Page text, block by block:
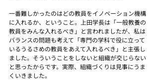
一番難しかったのはどの教員をイノベーション機構
に入れるか、ということ。上田学長は「一般教養の
教員をみんな入れるべき」と言われましたが、私は
バランスの問題も考えて「専門の学科で役に立って
いるうるさめの教員をあえて入れるべき」と主張し
ました。そういうことをしないと組織が交じらない
と思ったからです。実際、組織づくりは見事にうま
くいきました。